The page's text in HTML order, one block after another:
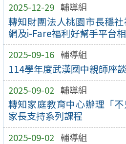
2025-12-29 輔導組
轉知財團法人桃園市長穩
網及i-Fare福利好幫手平台
2025-09-16 輔導組
114學年度武漢國中親師座
2025-09-02 輔導組
轉知家庭教育中心辦理「
家長支持系列課程
2025-09-02 輔導組